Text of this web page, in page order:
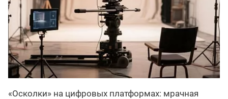
«Осколки» на цифровых платформах: мрачная